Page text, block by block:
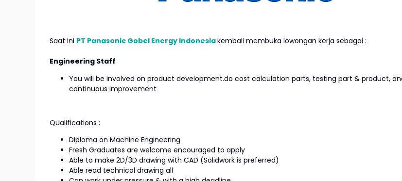
Saat ini PT Panasonic Gobel Energy Indonesiakembali membuka lowongan kerja sebagai :
Engineering Staff
You will be involved on product development.do cost calculation parts, testing part & product,
continuous improvement
Qualifications :
Diploma on Machine Engineering
Fresh Graduates are welcome encouraged to apply
Able to make 2D/3D drawing with CAD (Solidwork is preferred)
Able read technical drawing all